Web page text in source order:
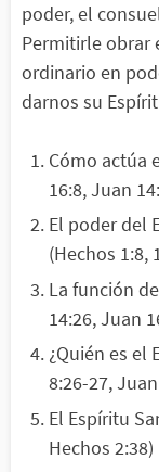
poder, el
Permitirle obrar
ordinario en
darnos su
Cómo actúa
16:8, Juan
El poder del
(Hechos 1:8,
La función
14:26, Juan
¿Quién es el
8:26-27,
El Espíritu
Hechos 2:38)